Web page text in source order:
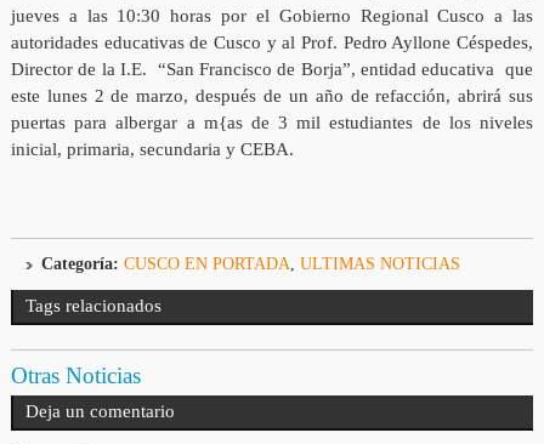
jueves a las 10:30 horas por el Gobierno Regional Cusco a las
autoridades educativas de Cusco y al Prof. Pedro Ayllone Céspedes,
Director de la I.E. “San Francisco de Borja”, entidad educativa que
este lunes 2 de marzo, después de un año de refacción, abrirá sus
puertas para albergar a m{as de 3 mil estudiantes de los niveles
inicial, primaria, secundaria y CEBA.
Categoría: CUSCO EN PORTADA ULTIMAS NOTICIAS
Tags relacionados
Otras Noticias
Deja un comentario